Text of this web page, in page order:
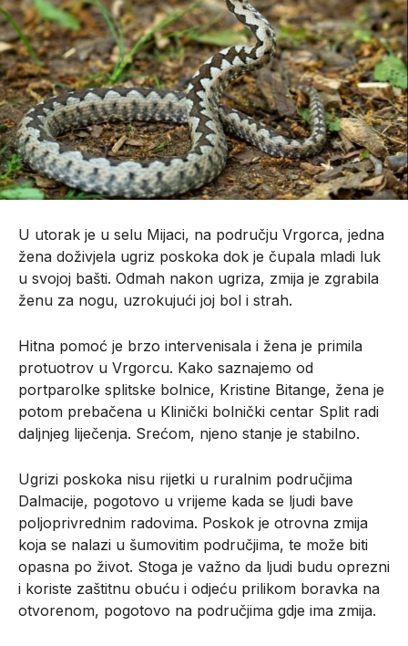
U utorak je u selu Mijaci, na području Vrgorca, jedna
žena doživjela ugriz poskoka dok je čupala mladi luk
u svojoj bašti. Odmah nakon ugriza, zmija je zgrabila
ženu za nogu, uzrokujući joj bol i strah.
Hitna pomoć je brzo intervenisala i žena je primila
protuotrov u Vrgorcu. Kako saznajemo od
portparolke splitske bolnice, Kristine Bitange, žena je
potom prebačena u Klinički bolnički centar Split radi
daljnjeg liječenja. Srećom, njeno stanje je stabilno.
Ugrizi poskoka nisu rijetki u ruralnim područjima
Dalmacije, pogotovo u vrijeme kada se ljudi bave
poljoprivrednim radovima. Poskok je otrovna zmija
koja se nalazi u šumovitim područjima, te može biti
opasna po život. Stoga je važno da ljudi budu oprezni
i koriste zaštitnu obuću i odjeću prilikom boravka na
otvorenom, pogotovo na područjima gdje ima zmija.